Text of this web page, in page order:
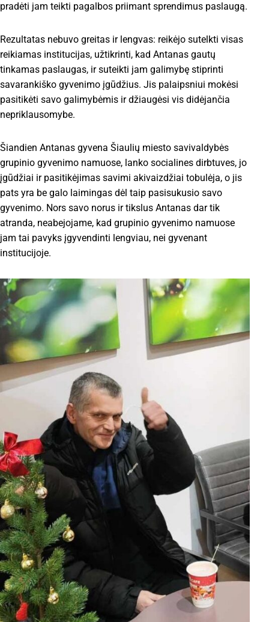
pradėti jam teikti pagalbos priimant sprendimus paslaugą.
Rezultatas nebuvo greitas ir lengvas: reikėjo sutelkti visas
reikiamas institucijas, užtikrinti, kad Antanas gautų
tinkamas paslaugas, ir suteikti jam galimybę stiprinti
savarankiško gyvenimo įgūdžius. Jis palaipsniui mokėsi
pasitikėti savo galimybėmis ir džiaugėsi vis didėjančia
nepriklausomybe.
Šiandien Antanas gyvena Šiaulių miesto savivaldybės
grupinio gyvenimo namuose, lanko socialines dirbtuves, jo
įgūdžiai ir pasitikėjimas savimi akivaizdžiai tobulėja, o jis
pats yra be galo laimingas dėl taip pasisukusio savo
gyvenimo. Nors savo norus ir tikslus Antanas dar tik
atranda, neabejojame, kad grupinio gyvenimo namuose
jam tai pavyks įgyvendinti lengviau, nei gyvenant
institucijoje.